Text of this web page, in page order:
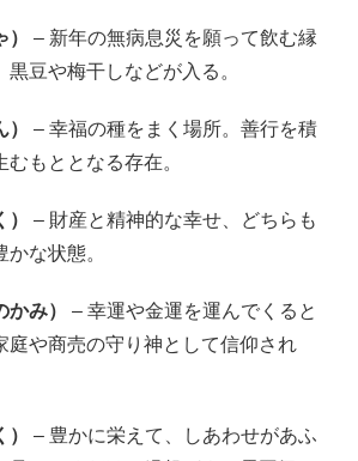
– 新年の無病息災を願って飲む縁
黒豆や梅干しなどが入る。
– 幸福の種をまく場所。善行を積
もととなる存在。
– 財産と精神的な幸せ、どちらも
な状態。
み）
– 幸運や金運を運んでくると
庭や商売の守り神として信仰され
– 豊かに栄えて、しあわせがあふ